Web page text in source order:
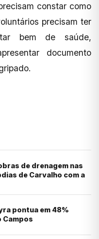
constar como
precisam ter
bem de saúde,
documento
de drenagem nas
de Carvalho com a
pontua em 48%
Campos